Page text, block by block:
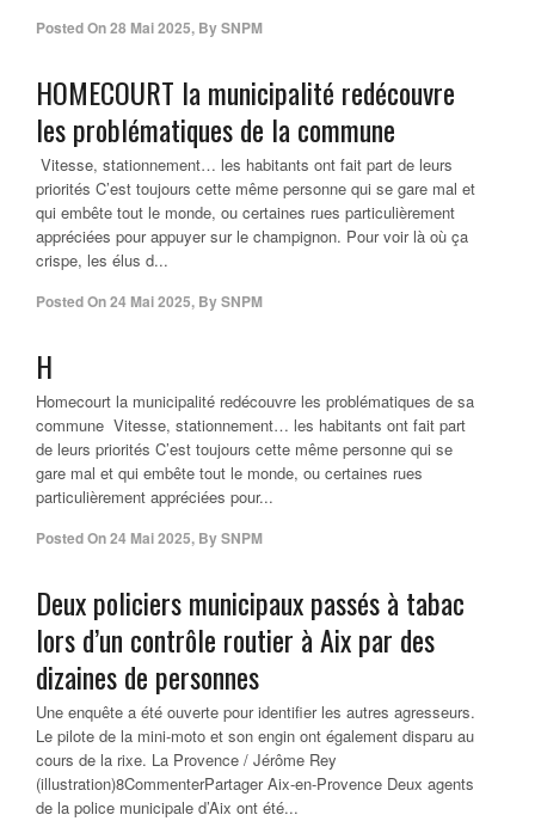
Posted On28 Mai 2025, BySNPM
HOMECOURT la municipalité redécouvre
les problématiques de la commune
Vitesse, stationnement… les habitants ont fait part de leurs
priorités C’est toujours cette même personne qui se gare mal et
qui embête tout le monde, ou certaines rues particulièrement
appréciées pour appuyer sur le champignon. Pour voir là où ça
crispe, les élus d...
Posted On24 Mai 2025, BySNPM
H
Homecourt la municipalité redécouvre les problématiques de sa
commune Vitesse, stationnement… les habitants ont fait part
de leurs priorités C’est toujours cette même personne qui se
gare mal et qui embête tout le monde, ou certaines rues
particulièrement appréciées pour...
Posted On24 Mai 2025, BySNPM
Deux policiers municipaux passés à tabac
lors d’un contrôle routier à Aix par des
dizaines de personnes
Une enquête a été ouverte pour identifier les autres agresseurs.
Le pilote de la mini-moto et son engin ont également disparu au
cours de la rixe. La Provence / Jérôme Rey
(illustration)8CommenterPartager Aix-en-Provence Deux agents
de la police municipale d’Aix ont été...